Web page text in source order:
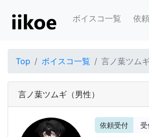
ボイスコ一覧 依
Top ボイスコ一覧 言ノ葉ツム
言ノ葉ツムギ （男性）
依頼受付 受